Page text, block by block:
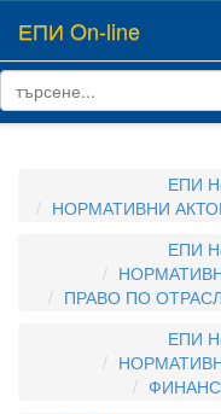
ЕПИ On-line
ЕПИ
НОРМАТИВНИ
ЕПИ
ПРАВО ПО
ЕПИ